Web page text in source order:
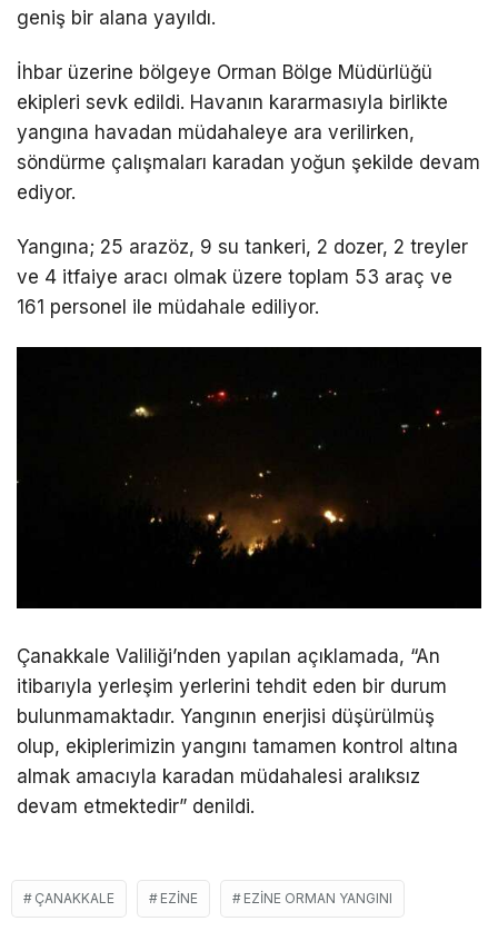
geniş bir alana yayıldı.
İhbar üzerine bölgeye Orman Bölge Müdürlüğü
ekipleri sevk edildi. Havanın kararmasıyla birlikte
yangına havadan müdahaleye ara verilirken,
söndürme çalışmaları karadan yoğun şekilde devam
ediyor.
Yangına; 25 arazöz, 9 su tankeri, 2 dozer, 2 treyler
ve 4 itfaiye aracı olmak üzere toplam 53 araç ve
161 personel ile müdahale ediliyor.
Çanakkale Valiliği’nden yapılan açıklamada, “An
itibarıyla yerleşim yerlerini tehdit eden bir durum
bulunmamaktadır. Yangının enerjisi düşürülmüş
olup, ekiplerimizin yangını tamamen kontrol altına
almak amacıyla karadan müdahalesi aralıksız
devam etmektedir” denildi.
ÇANAKKALE EZINE EZINE ORMAN YANGINI